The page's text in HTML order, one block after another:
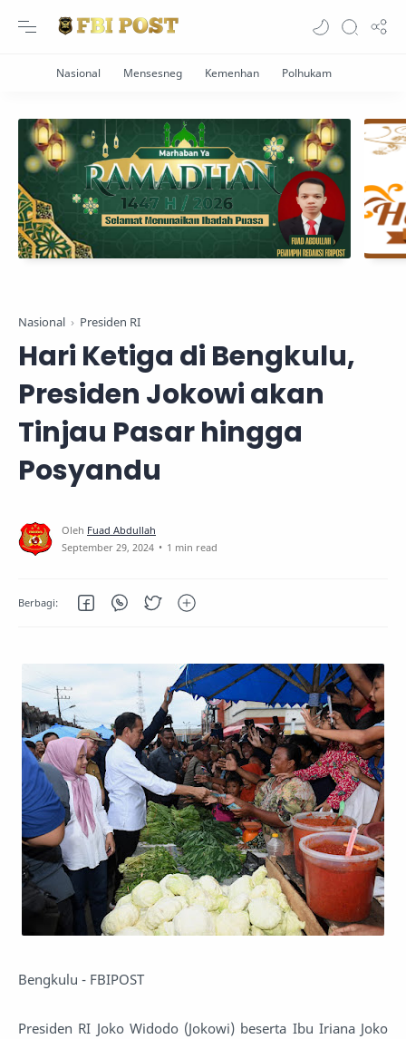
Nasional Presiden RI
Hari Ketiga di Bengkulu,
Presiden Jokowi akan
Tinjau Pasar hingga
Posyandu
1 min read
Bengkulu - FBIPOST
Presiden RI Joko Widodo (Jokowi) beserta Ibu Iriana Joko